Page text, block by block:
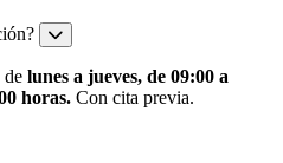
de lunes a jueves, de 09:00 a
horas. Con cita previa.